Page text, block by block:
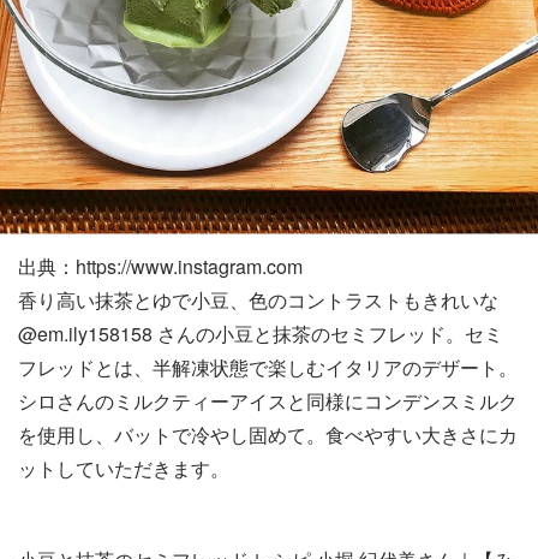
出典：https://www.instagram.com
香り高い抹茶とゆで小豆、色のコントラストもきれいな
@em.ily158158 さんの小豆と抹茶のセミフレッド。セミ
フレッドとは、半解凍状態で楽しむイタリアのデザート。
シロさんのミルクティーアイスと同様にコンデンスミルク
を使用し、バットで冷やし固めて。食べやすい大きさにカ
ットしていただきます。